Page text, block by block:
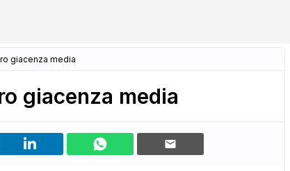
giacenza media
giacenza media